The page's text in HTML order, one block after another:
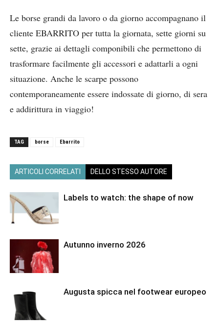
Le borse grandi da lavoro o da giorno accompagnano il
cliente EBARRITO per tutta la giornata, sette giorni su
sette, grazie ai dettagli componibili che permettono di
trasformare facilmente gli accessori e adattarli a ogni
situazione. Anche le scarpe possono
contemporaneamente essere indossate di giorno, di sera
e addirittura in viaggio!
TAG borse Ebarrito
ARTICOLI CORRELATI DELLO STESSO AUTORE
Labels to watch: the shape of now
Autunno inverno 2026
Augusta spicca nel footwear europeo